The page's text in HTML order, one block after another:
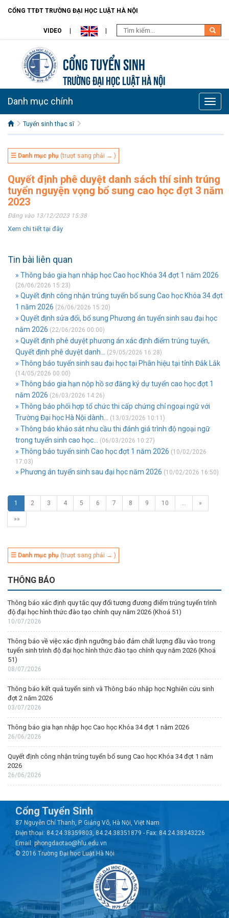
CỔNG TTĐT TRƯỜNG ĐẠI HỌC LUẬT HÀ NỘI
VIDEO
Cổng tuyển sinh
TRƯỜNG ĐẠI HỌC LUẬT HÀ NỘI
Toggle
Danh mục chính
Tuyển sinh thạc sĩ
☰ Danh mục phụ (trượt sang phải → )
Quyết định phê duyệt danh sách thí sinh trúng
tuyển nguyện vọng bổ sung cao học đợt 3 năm
2023
Đăng vào 13/12/2023 15:38
Xem chi tiết tại đây
Tin bài liên quan
» Thông báo gia hạn nhập học Cao học Khóa 34 đợt 1 năm 2026
(26/06/2026 15:23)
» Quyết định công nhận trúng tuyển bổ sung Cao học Khóa 34 đợt
1 năm 2026 (26/06/2026 15:20)
» Quyết định sửa đổi, bổ sung Phương án tuyển sinh sau đại học
năm 2026 (22/06/2026 00:00)
» Quyết định phê duyệt phương án xác định điểm trúng tuyển,
Quyết định phê duyệt danh...
(29/05/2026 16:28)
» Thông báo tuyển sinh sau đại học tại Phân hiệu tại tỉnh Đắk Lắk
(14/05/2026 00:00)
» Thông báo gia hạn nộp hồ sơ đăng ký dự tuyển cao học đợt 1
năm 2026 (26/03/2026 14:26)
» Thông báo phối hợp tổ chức thi cấp chứng chỉ ngoại ngữ với
Trường Đại học Hà Nội dành...
(13/03/2026 10:11)
» Thông báo khảo sát nhu cầu thi đánh giá trình độ ngoại ngữ
trong tuyển sinh cao học...
(06/03/2026 10:27)
» Thông báo tuyển sinh Cao học đợt 1 năm 2026 (10/02/2026
17:03)
» Phương án tuyển sinh sau đại học năm 2026 (10/02/2026 16:50)
1 2 3 4 5 6 7 8 9 10 … »
»»
☰ Danh mục phụ (trượt sang phải → )
THÔNG BÁO
Thông báo xác định quy tắc quy đổi tương đương điểm trúng tuyển trình
độ đại học hình thức đào tạo chính quy năm 2026 (Khoá 51)
10/07/2026
Thông báo về việc xác định ngưỡng bảo đảm chất lượng đầu vào trong
tuyển sinh trình độ đại học hình thức đào tạo chính quy năm 2026 (Khoá
51)
08/07/2026
Thông báo kết quả tuyển sinh và Thông báo nhập học Nghiên cứu sinh
đợt 2 năm 2026
03/07/2026
Thông báo gia hạn nhập học Cao học Khóa 34 đợt 1 năm 2026
26/06/2026
Quyết định công nhận trúng tuyển bổ sung Cao học Khóa 34 đợt 1 năm
2026
26/06/2026
Cổng Tuyển Sinh
87 Nguyễn Chí Thanh, P. Giảng Võ, Hà Nội, Việt Nam
Điện thoại: 84.24.38359803, 84.24.38351879 - Fax: 84.24.38343226
Email: phongdaotao@hlu.edu.vn
© 2016 Trường Đại học Luật Hà Nội